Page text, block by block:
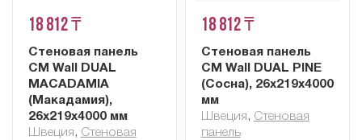
18 812 ₸
Стеновая панель
CM Wall DUAL
MACADAMIA
(Макадамия),
26x219x4000 мм
Швеция , Cтеновая
18 812 ₸
Стеновая панель
CM Wall DUAL PINE
(Сосна), 26x219x4000
мм
Швеция , Cтеновая
панель